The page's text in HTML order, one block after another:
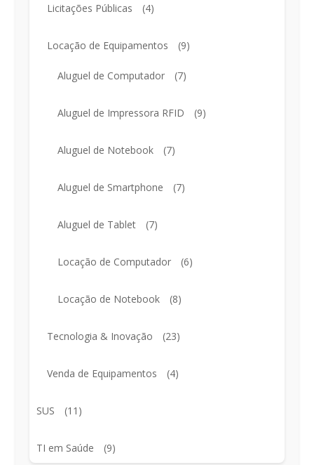
Licitações Públicas (4)
Locação de Equipamentos (9)
Aluguel de Computador (7)
Aluguel de Impressora RFID (9)
Aluguel de Notebook (7)
Aluguel de Smartphone (7)
Aluguel de Tablet (7)
Locação de Computador (6)
Locação de Notebook (8)
Tecnologia & Inovação (23)
Venda de Equipamentos (4)
SUS (11)
TI em Saúde (9)